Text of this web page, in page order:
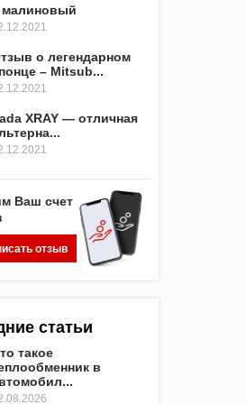
малиновый
о легендарном
– Mitsub...
XRAY — отличная
Ваш счет
отзыв
статьи
такое
в